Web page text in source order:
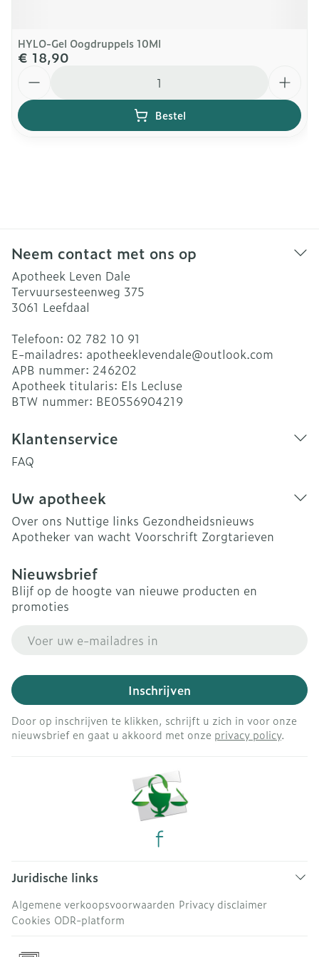
HYLO-Gel Oogdruppels 10Ml
€ 18,90
Bestel
Neem contact met ons op
Apotheek Leven Dale
Tervuursesteenweg 375
3061 Leefdaal
Telefoon: 02 782 10 91
E-mailadres: apotheeklevendale@outlook.com
APB nummer: 246202
Apotheek titularis: Els Lecluse
BTW nummer: BE0556904219
Klantenservice
FAQ
Uw apotheek
Over ons Nuttige links Gezondheidsnieuws
Apotheker van wacht Voorschrift Zorgtarieven
Nieuwsbrief
Blijf op de hoogte van nieuwe producten en
promoties
Inschrijven
Door op inschrijven te klikken, schrijft u zich in voor onze
nieuwsbrief en gaat u akkoord met onze privacy policy.
Juridische links
Algemene verkoopsvoorwaarden Privacy disclaimer
Cookies ODR-platform